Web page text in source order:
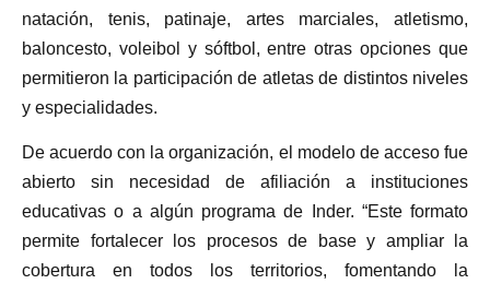
natación, tenis, patinaje, artes marciales, atletismo,
baloncesto, voleibol y sóftbol, entre otras opciones que
permitieron la participación de atletas de distintos niveles
y especialidades.
De acuerdo con la organización, el modelo de acceso fue
abierto sin necesidad de afiliación a instituciones
educativas o a algún programa de Inder. “Este formato
permite fortalecer los procesos de base y ampliar la
cobertura en todos los territorios, fomentando la